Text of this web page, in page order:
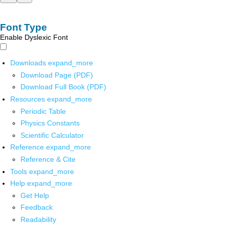
Font Type
Enable Dyslexic Font
Downloads expand_more
Download Page (PDF)
Download Full Book (PDF)
Resources expand_more
Periodic Table
Physics Constants
Scientific Calculator
Reference expand_more
Reference & Cite
Tools expand_more
Help expand_more
Get Help
Feedback
Readability